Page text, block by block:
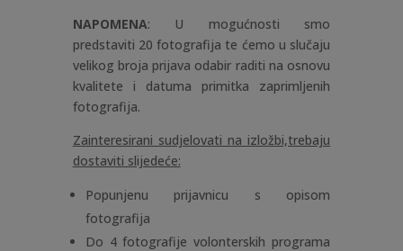
NAPOMENA: U mogućnosti smo
predstaviti 20 fotografija te ćemo u slučaju
velikog broja prijava odabir raditi na osnovu
kvalitete i datuma primitka zaprimljenih
fotografija.
Zainteresirani sudjelovati na izložbi,trebaju
dostaviti slijedeće:
Popunjenu prijavnicu s opisom
fotografija
Do 4 fotografije volonterskih programa